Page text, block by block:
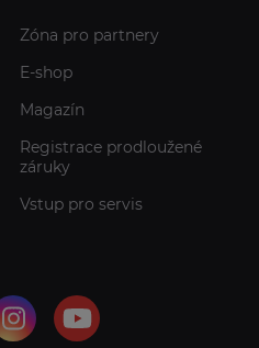
Zóna pro partnery
E-shop
Magazín
Registrace prodloužené
záruky
Vstup pro servis